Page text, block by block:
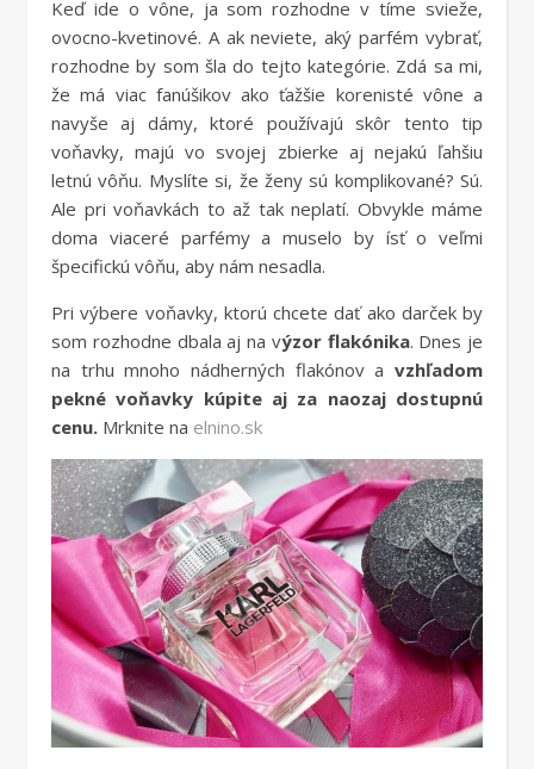
Keď ide o vône, ja som rozhodne v tíme svieže,
ovocno-kvetinové. A ak neviete, aký parfém vybrať,
rozhodne by som šla do tejto kategórie. Zdá sa mi,
že má viac fanúšikov ako ťažšie korenisté vône a
navyše aj dámy, ktoré používajú skôr tento tip
voňavky, majú vo svojej zbierke aj nejakú ľahšiu
letnú vôňu. Myslíte si, že ženy sú komplikované? Sú.
Ale pri voňavkách to až tak neplatí. Obvykle máme
doma viaceré parfémy a muselo by ísť o veľmi
špecifickú vôňu, aby nám nesadla.
Pri výbere voňavky, ktorú chcete dať ako darček by
som rozhodne dbala aj na výzor flakónika. Dnes je
na trhu mnoho nádherných flakónov a vzhľadom
pekné voňavky kúpite aj za naozaj dostupnú
cenu. Mrknite na elnino.sk